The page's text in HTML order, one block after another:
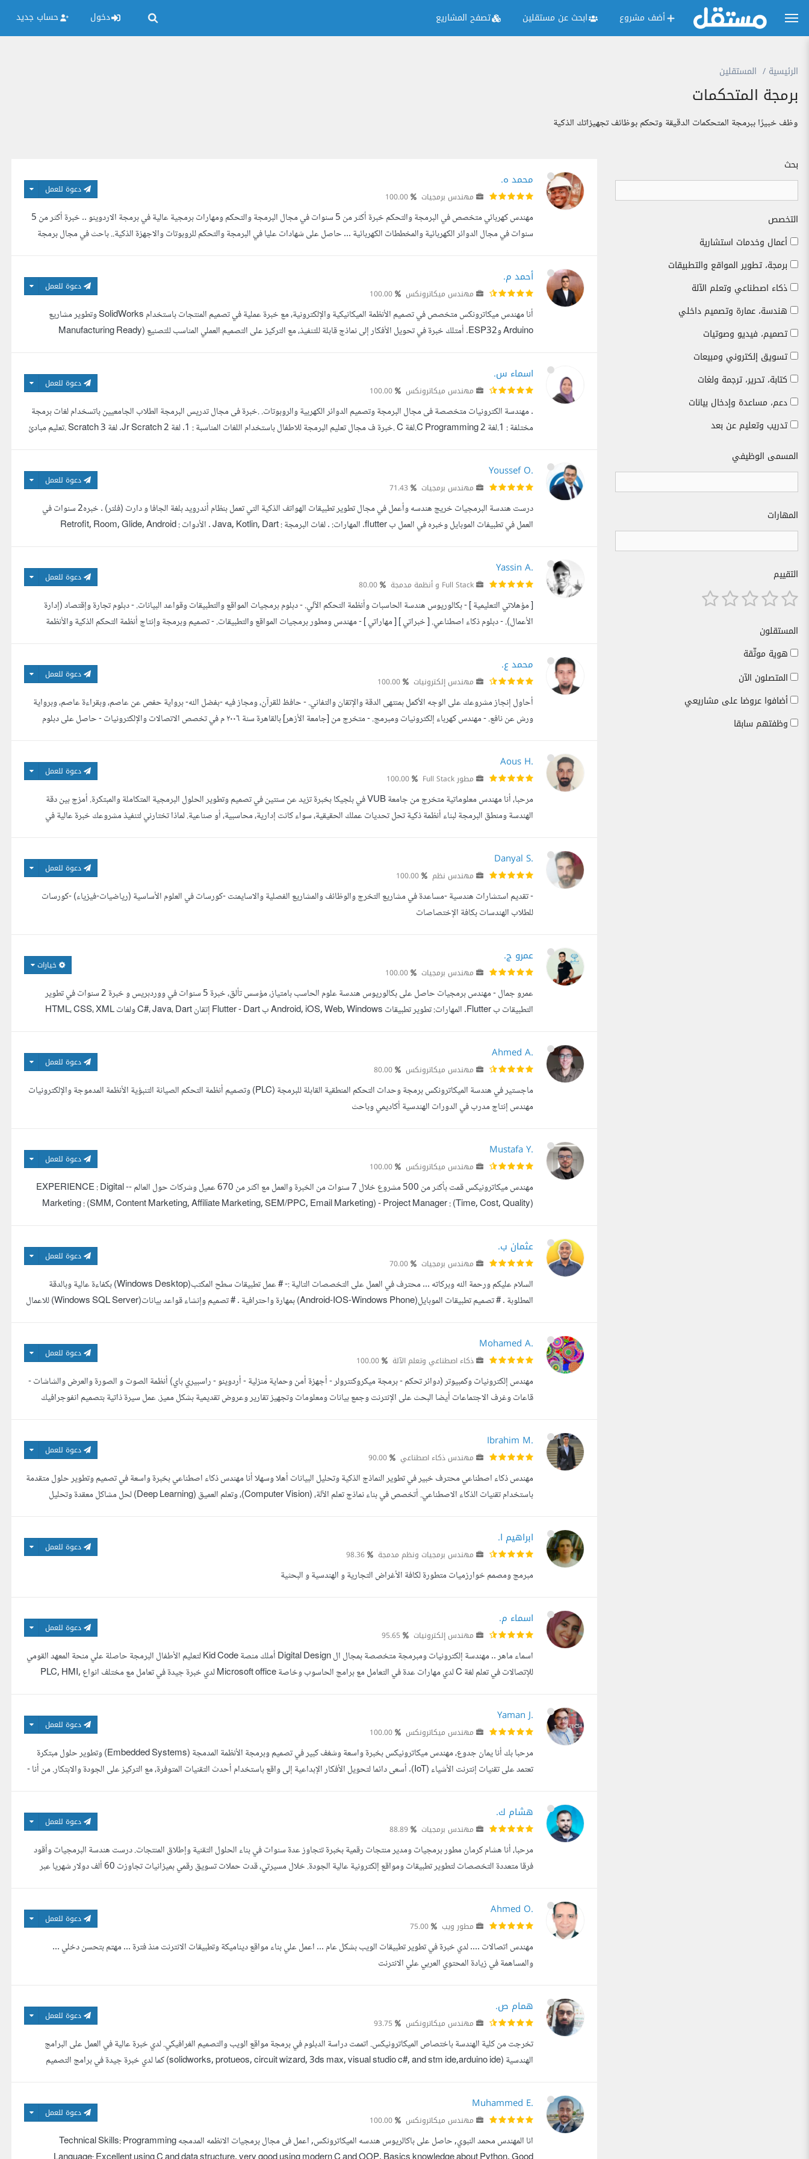
أضف مشروع ابحث عن مستقلين تصفح المشاريع دخول حساب جديد
الرئيسية المستقلين
برمجة المتحكمات
وظف خبيرًا ببرمجة المتحكمات الدقيقة وتحكم بوظائف تجهيزاتك الذكية
بحث
التخصص
أعمال وخدمات استشارية
برمجة، تطوير المواقع والتطبيقات
ذكاء اصطناعي وتعلم الآلة
هندسة، عمارة وتصميم داخلي
تصميم، فيديو وصوتيات
تسويق إلكتروني ومبيعات
كتابة، تحرير، ترجمة ولغات
دعم، مساعدة وإدخال بيانات
تدريب وتعليم عن بعد
المسمى الوظيفي
المهارات
التقييم
المستقلون
هوية موثّقة
المتصلون الآن
أضافوا عروضا على مشاريعي
وظفتهم سابقا
محمد ه.
مهندس برمجيات 100.00
دعوة للعمل
مهندس كهربائي متخصص في البرمجة والتحكم خبرة أكثر من 5 سنوات في مجال البرمجة والتحكم ومهارات برمجية عالية في برمجة الاردوينو .. خبرة أكثر من 5
سنوات في مجال الدوائر الكهربائية والمخططات الكهربائية ... حاصل على شهادات عليا في البرمجة والتحكم للروبوتات والاجهزة الذكية.. باحث في مجال برمجة
أحمد م.
مهندس ميكاترونكس 100.00
دعوة للعمل
أنا مهندس ميكاترونكس متخصص في تصميم الأنظمة الميكانيكية والإلكترونية، مع خبرة عملية في تصميم المنتجات باستخدام SolidWorks وتطوير مشاريع
Arduino وESP32. أمتلك خبرة في تحويل الأفكار إلى نماذج قابلة للتنفيذ، مع التركيز على التصميم العملي المناسب للتصنيع (Manufacturing Ready
اسماء س.
مهندس ميكاترونكس 100.00
دعوة للعمل
. مهندسة الكترونيات متخصصة فى مجال البرمجة وتصميم الدوائر الكهربية والروبوتات. .خبرة فى مجال تدريس البرمجة الطلاب الجامعيين باتسخدام لغات برمجة
مختلفة : 1.لغة C Programming 2.لغة C .خبرة ف مجال تعليم البرمجة للاطفال باستخدام اللغات المناسبة : 1. لغة Jr Scratch 2. لغة Scratch 3 .تعليم مبادئ
Youssef O.
مهندس برمجيات
دعوة للعمل
درست هندسة البرمجيات خريج هندسه وأعمل في مجال تطوير تطبيقات الهواتف الذكية التي تعمل بنظام أندرويد بلغة الجافا و دارت (فلتر) . خبره2 سنوات في
العمل في تطبيفات الموبايل وخبره في العمل ب flutter. المهارات: . لغات البرمجة : Java, Kotlin, Dart . الأدوات : Retrofit, Room, Glide, Android
Yassin A.
Full Stack و أنظمة مدمجة 80.00
دعوة للعمل
[ مؤهلاتي التعليمية ] - بكالوريوس هندسة الحاسبات وأنظمة التحكم الآلي. - دبلوم برمجيات المواقع والتطبيقات وقواعد البيانات. - دبلوم تجارة وإقتصاد (إدارة
الأعمال). - دبلوم ذكاء اصطناعي. [ خبراتي ] [ مهاراتي ] - مهندس ومطور برمجيات المواقع والتطبيقات. - تصميم وبرمجة وإنتاج أنظمة التحكم الذكية والأنظمة
محمد ع.
مهندس إلكترونيات 100.00
دعوة للعمل
أحاول إنجاز مشروعك على الوجه الأكمل بمنتهى الدقة والإتقان والتفاني. - حافظ للقرآن، ومجاز فيه -بفضل الله- برواية حفص عن عاصم، وبقراءة عاصم، وبرواية
ورش عن نافع. - مهندس كهرباء إلكترونيات ومبرمج. - متخرج من [جامعة الأزهر] بالقاهرة سنة ٢٠٠٦ م في تخصص الاتصالات والإلكترونيات - حاصل على دبلوم
Aous H.
مطور Full Stack 100.00
دعوة للعمل
مرحبا، أنا مهندس معلوماتية متخرج من جامعة VUB في بلجيكا بخبرة تزيد عن سنتين في تصميم وتطوير الحلول البرمجية المتكاملة والمبتكرة. أمزج بين دقة
الهندسة ومنطق البرمجة لبناء أنظمة ذكية تحل تحديات عملك الحقيقية، سواء كانت إدارية، محاسبية، أو صناعية. لماذا تختارني لتنفيذ مشروعك خبرة عالية في
Danyal S.
مهندس نظم 100.00
دعوة للعمل
- تقديم استشارات هندسية -مساعدة في مشاريع التخرج والوظائف والمشاريع الفصلية والاسايمنت -كورسات في العلوم الأساسية (رياضيات-فيزياء) -كورسات
للطلاب الهندسات بكافة الإختصاصات
عمرو ج.
مهندس برمجيات 100.00
خيارات
عمرو جمال - مهندس برمجيات حاصل على بكالوريوس هندسة علوم الحاسب بامتياز، مؤسس تألق، خبرة 5 سنوات في ووردبريس و خبرة 2 سنوات في تطوير
التطبيقات ب Flutter. المهارات: تطوير تطبيقات Android, iOS, Web, Windows ب Flutter - Dart إتقان C#، Java، Dart ولغات HTML، CSS، XML
Ahmed A.
مهندس ميكاترونكس 80.00
دعوة للعمل
ماجستير في هندسة الميكاترونكس برمجة وحدات التحكم المنطقية القابلة للبرمجة (PLC) وتصميم أنظمة التحكم الصيانة التنبؤية الأنظمة المدموجة والإلكترونيات
مهندس إنتاج مدرب في الدورات الهندسية أكاديمي وباحث
Mustafa Y.
مهندس ميكاترونكس 100.00
دعوة للعمل
مهندس ميكاترونيكس قمت بأكثر من 500 مشروع خلال 7 سنوات من الخبرة والعمل مع اكثر من 670 عميل وشركات حول العالم -- EXPERIENCE : Digital
Marketing : (SMM, Content Marketing, Affiliate Marketing, SEM/PPC, Email Marketing) - Project Manager : (Time, Cost, Quality)
عثمان ب.
مهندس برمجيات 70.00
دعوة للعمل
السلام عليكم ورحمة الله وبركاته ... محترف في العمل على التخصصات التالية :- # عمل تطبيقات سطح المكتب(Windows Desktop) بكفاءة عالية وبالدقة
المطلوبة . # تصميم تطبيقات الموبايل(Android-IOS-Windows Phone) بمهارة واحترافية . # تصميم وإنشاء قواعد بيانات(Windows SQL Server) للاعمال
Mohamed A.
ذكاء اصطناعي وتعلم الآلة 100.00
دعوة للعمل
مهندس إلكترونيات وكمبيوتر (دوائر تحكم - برمجة ميكروكنترولر - أجهزة أمن وحماية منزلية - أردوينو - راسبيري باي) أنظمة الصوت و الصورة والعرض والشاشات -
قاعات وغرف الاجتماعات أيضا البحث على الإنترنت وجمع بيانات ومعلومات وتجهيز تقارير وعروض تقديمية بشكل مميز. عمل سيرة ذاتية بتصميم انفوجرافيك
Ibrahim M.
مهندس ذكاء اصطناعي 90.00
دعوة للعمل
مهندس ذكاء اصطناعي محترف خبير في تطوير النماذج الذكية وتحليل البيانات أهلا وسهلا أنا مهندس ذكاء اصطناعي بخبرة واسعة في تصميم وتطوير حلول متقدمة
باستخدام تقنيات الذكاء الاصطناعي. أتخصص في بناء نماذج تعلم الآلة، (Computer Vision)، وتعلم العميق (Deep Learning) لحل مشاكل معقدة وتحليل
ابراهيم ا.
مهندس برمجيات ونظم مدمجة 98.36
دعوة للعمل
مبرمج ومصمم خوارزميات متطورة لكافة الأغراض التجارية و الهندسية و البحثية
اسماء م.
مهندس إلكترونيات
دعوة للعمل
اسماء ماهر .. مهندسة إلكترونيات ومبرمجة متخصصة بمجال ال Digital Design أملك منصة Kid Code لتعليم الأطفال البرمجة حاصلة علي منحة المعهد القومي
للإتصالات في تعلم لغة C لدي مهارات عدة في التعامل مع برامج الحاسوب وخاصة Microsoft office لدي خبرة جيدة في تعامل مع مختلف انواع PLC, HMI,
Yaman J.
مهندس ميكاترونكس 100.00
دعوة للعمل
مرحبا بك أنا يمان جدوع، مهندس ميكاترونيكس بخبرة واسعة وشغف كبير في تصميم وبرمجة الأنظمة المدمجة (Embedded Systems) وتطوير حلول مبتكرة
تعتمد على تقنيات إنترنت الأشياء (IoT). أسعى دائما لتحويل الأفكار الإبداعية إلى واقع باستخدام أحدث التقنيات المتوفرة، مع التركيز على الجودة والابتكار. من أنا -
هشام ك.
مهندس برمجيات 88.89
دعوة للعمل
مرحبا، أنا هشام كرمان مطور برمجيات ومدير منتجات رقمية بخبرة تتجاوز عدة سنوات في بناء الحلول التقنية وإطلاق المنتجات. درست هندسة البرمجيات وأقود
فرقا متعددة التخصصات لتطوير تطبيقات ومواقع إلكترونية عالية الجودة. خلال مسيرتي، قدت حملات تسويق رقمي بميزانيات تجاوزت 60 ألف دولار شهريا عبر
Ahmed O.
مطور ويب 75.00
دعوة للعمل
مهندس اتصالات .... لدي خبرة في تطوير تطبيقات الويب بشكل عام ... اعمل علي بناء مواقع ديناميكة وتطبيقات الانترنت منذ فترة ... مهتم بتحسن دخلي ...
والمساهمة في زيادة المحتوي العربي علي الانترنت
همام ص.
مهندس ميكاترونكس
دعوة للعمل
تخرجت من كلية الهندسة باختصاص الميكاترونيكس. اتممت دراسة الدبلوم في برمجة مواقع الويب والتصميم الغرافيكي. لدي خبرة عالية في العمل على البرامج
الهندسية (solidworks, protueos, circuit wizard, 3ds max, visual studio c#, and stm ide,arduino ide) كما لدي خبرة جيدة في برامج التصميم
Muhammed E.
مهندس ميكاترونكس 100.00
دعوة للعمل
انا المهندس محمد النبوي, حاصل على باكالريوس هندسه الميكاترونكس, اعمل فى مجال برمجيات الانظمه المدمجه Technical Skills: Programming